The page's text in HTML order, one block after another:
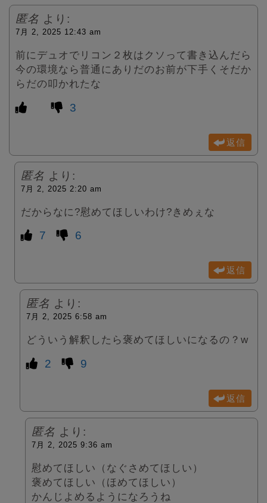
匿名 より:
7月 2, 2025 12:43 am
前にデュオでリコン２枚はクソって書き込んだら
今の環境なら普通にありだのお前が下手くそだか
らだの叩かれたな
3
返信
匿名 より:
7月 2, 2025 2:20 am
だからなに?慰めてほしいわけ?きめぇな
7 6
返信
匿名 より:
7月 2, 2025 6:58 am
どういう解釈したら褒めてほしいになるの？w
2 9
返信
匿名 より:
7月 2, 2025 9:36 am
慰めてほしい（なぐさめてほしい）
褒めてほしい（ほめてほしい）
かんじよめるようになろうね